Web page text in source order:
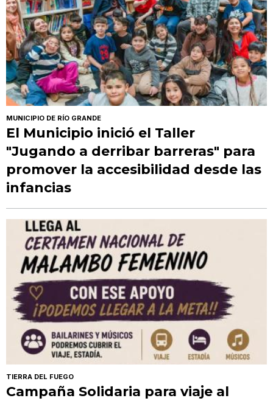
MUNICIPIO DE RÍO GRANDE
El Municipio inició el Taller
"Jugando a derribar barreras" para
promover la accesibilidad desde las
infancias
TIERRA DEL FUEGO
Campaña Solidaria para viaje al